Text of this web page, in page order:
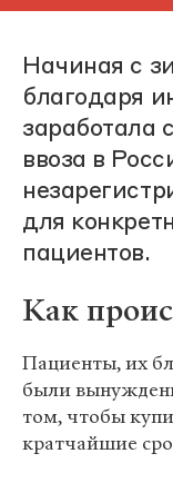
Начиная с
благодаря
заработала
ввоза в
для
пациентов.
Как
Пациенты, их
были
том, чтобы
кратчайшие